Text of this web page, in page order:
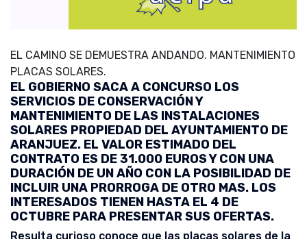
EL CAMINO SE DEMUESTRA ANDANDO. MANTENIMIENTO
PLACAS SOLARES.
EL GOBIERNO SACA A CONCURSO LOS
SERVICIOS DE CONSERVACIÓN Y
MANTENIMIENTO DE LAS INSTALACIONES
SOLARES PROPIEDAD DEL AYUNTAMIENTO DE
ARANJUEZ. EL VALOR ESTIMADO DEL
CONTRATO ES DE 31.000 EUROS Y CON UNA
DURACIÓN DE UN AÑO CON LA POSIBILIDAD DE
INCLUIR UNA PRORROGA DE OTRO MAS. LOS
INTERESADOS TIENEN HASTA EL 4 DE
OCTUBRE PARA PRESENTAR SUS OFERTAS.
Resulta curioso conoce que las placas solares de la